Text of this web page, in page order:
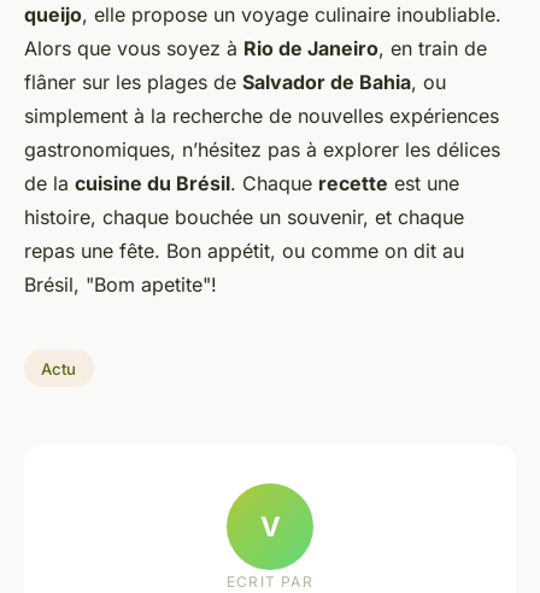
queijo, elle propose un voyage culinaire inoubliable.
Alors que vous soyez à Rio de Janeiro, en train de
flâner sur les plages de Salvador de Bahia, ou
simplement à la recherche de nouvelles expériences
gastronomiques, n’hésitez pas à explorer les délices
de la cuisine du Brésil. Chaque recette est une
histoire, chaque bouchée un souvenir, et chaque
repas une fête. Bon appétit, ou comme on dit au
Brésil, "Bom apetite"!
Actu
V
ECRIT PAR